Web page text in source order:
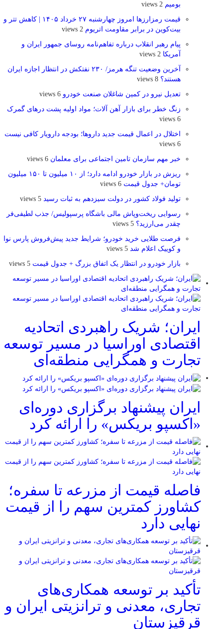
بومیم 2 views
قیمت رمزارزها امروز چهارشنبه ۲۷ خرداد ۱۴۰۵ | کاهش تتر و
بیت‌کوین در برابر مقاومت اتریوم 2 views
پیام رهبر انقلاب درباره تفاهم‌نامه روسای جمهور ایران و
آمریکا 2 views
آخرین وضعیت تنگه هرمز/ ۲۳۰ نفتکش در انتظار اجازه ایران
هستند؟ 8 views
تعدیل نیرو در کمین شاغلان صنعت خودرو 6 views
زنگ خطر برای بازار آهن آلات؛ مواد اولیه پشت درهای گمرک
6 views
اختلال در اعمال قیمت‌ جدید داروها؛ بودجه دارویار کافی نیست
6 views
خبر مهم سازمان تامین اجتماعی برای معلمان 6 views
ریزش در بازار خودرو ادامه دارد؛ از ۱۰ میلیون تا ۱۵۰ میلیون
تومان+ جدول قیمت 6 views
تولید فولاد کشور در دولت سیزدهم به ثبات رسید 5 views
رسوایی ریخت‌وپاش مالی باشگاه پرسپولیس/ جذب لطیفی‌فر
چقدر می‌ارزید؟ 5 views
فرصت طلایی خرید خودرو؛ شرایط جدید پیش‌فروش پارس نوا
و کوییک اعلام شد 5 views
بازار خودرو در انتظار یک اتفاق بزرگ + جدول قیمت 5 views
ایران؛ شریک راهبردی اتحادیه
اقتصادی اوراسیا در مسیر توسعه
تجارت و همگرایی منطقه‌ای
ایران پیشنهاد برگزاری دوره‌ای
«اکسپو بریکس» را ارائه کرد
فاصله قیمت از مزرعه تا سفره؛
کشاورز کمترین سهم را از قیمت
نهایی دارد
تأکید بر توسعه همکاری‌های
تجاری، معدنی و ترانزیتی ایران و
قرقیزستان